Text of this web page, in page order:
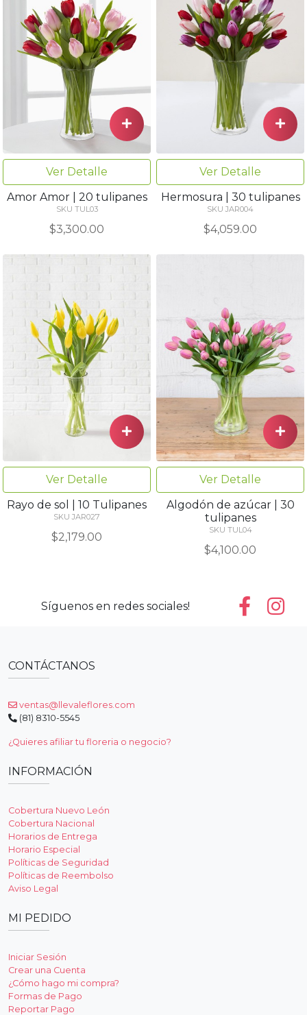
Ver Detalle
Amor Amor | 20 tulipanes
SKU TUL03
$3,300.00
Ver Detalle
Hermosura | 30 tulipanes
SKU JAR004
$4,059.00
Ver Detalle
Rayo de sol | 10 Tulipanes
SKU JAR027
$2,179.00
Ver Detalle
Algodón de azúcar | 30
tulipanes
SKU TUL04
$4,100.00
Síguenos en redes sociales!
CONTÁCTANOS
ventas@llevaleflores.com
(81) 8310-5545
¿Quieres afiliar tu floreria o negocio?
INFORMACIÓN
Cobertura Nuevo León
Cobertura Nacional
Horarios de Entrega
Horario Especial
Políticas de Seguridad
Políticas de Reembolso
Aviso Legal
MI PEDIDO
Iniciar Sesión
Crear una Cuenta
¿Cómo hago mi compra?
Formas de Pago
Reportar Pago